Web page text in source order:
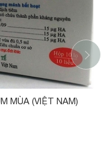
MÙA (VIỆT NAM)